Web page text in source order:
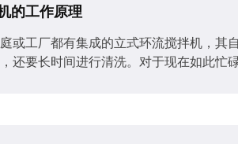
的工作原理
工厂都有集成的立式环流搅拌机，其
还要长时间进行清洗。对于现在如此忙